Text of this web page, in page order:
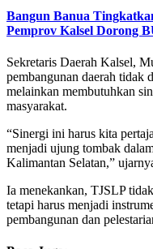
Bangun Banua
Pemprov Kalsel Dorong
Sekretaris Daerah Kalsel,
pembangunan daerah tidak
melainkan membutuhkan
masyarakat.
“Sinergi ini harus kita
menjadi ujung tombak
Kalimantan Selatan,”
Ia menekankan, TJSLP
tetapi harus menjadi
pembangunan dan